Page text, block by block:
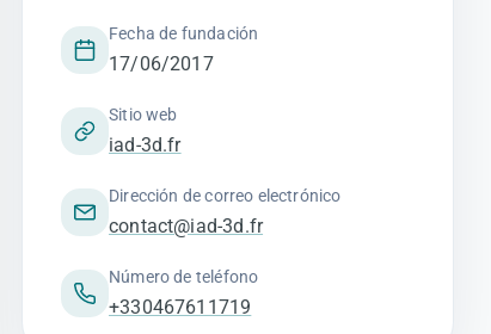
Fecha de fundación
17/06/2017
Sitio web
iad-3d.fr
Dirección de correo electrónico
contact@iad-3d.fr
Número de teléfono
+330467611719